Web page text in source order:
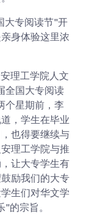
大专阅读节"开
身体验这里浓
理工学院人文
全国大专阅读
个星期前，李
，学生在毕业
也得要继续与
理工学院与推
让大专学生有
励我们的大专
生们对华文学
的宗旨。